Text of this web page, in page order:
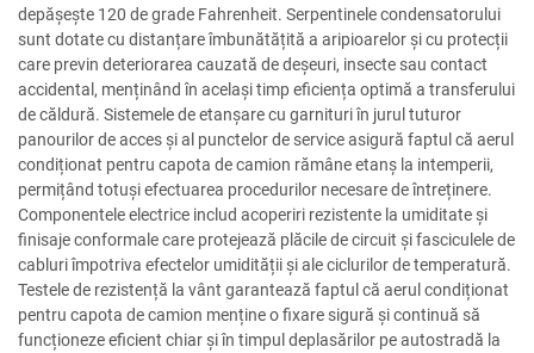
depășește 120 de grade Fahrenheit. Serpentinele condensatorului
sunt dotate cu distanțare îmbunătățită a aripioarelor și cu protecții
care previn deteriorarea cauzată de deșeuri, insecte sau contact
accidental, menținând în același timp eficiența optimă a transferului
de căldură. Sistemele de etanșare cu garnituri în jurul tuturor
panourilor de acces și al punctelor de service asigură faptul că aerul
condiționat pentru capota de camion rămâne etanș la intemperii,
permițând totuși efectuarea procedurilor necesare de întreținere.
Componentele electrice includ acoperiri rezistente la umiditate și
finisaje conformale care protejează plăcile de circuit și fasciculele de
cabluri împotriva efectelor umidității și ale ciclurilor de temperatură.
Testele de rezistență la vânt garantează faptul că aerul condiționat
pentru capota de camion menține o fixare sigură și continuă să
funcționeze eficient chiar și în timpul deplasărilor pe autostradă la